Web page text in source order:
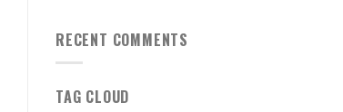
RECENT COMMENTS
TAG CLOUD